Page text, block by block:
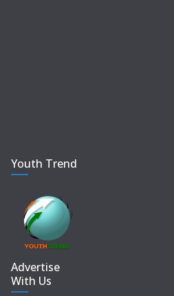
Youth Trend
Advertise
With Us